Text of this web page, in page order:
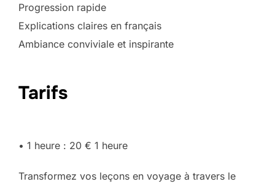
Progression rapide
Explications claires en français
Ambiance conviviale et inspirante
Tarifs
• 1 heure : 20 € 1 heure
Transformez vos leçons en voyage à travers le